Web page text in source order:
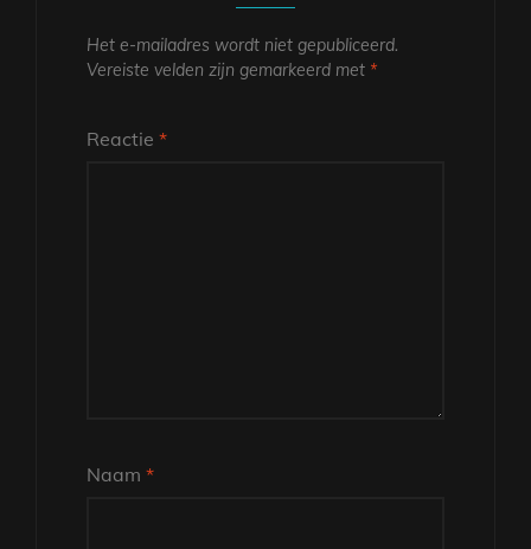
Het e-mailadres wordt niet gepubliceerd.
Vereiste velden zijn gemarkeerd met *
Reactie *
Naam *